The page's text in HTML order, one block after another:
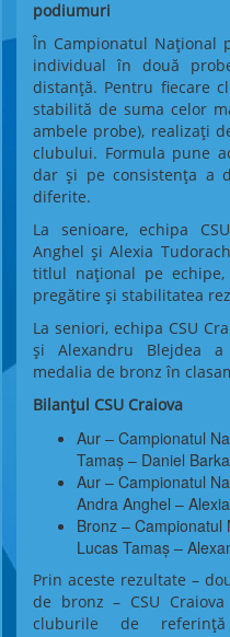
podiumuri
În Campionatul Național
individual în două
distanță. Pentru fiecare
stabilită de suma celor
ambele probe), realizați
clubului. Formula pune
dar și pe consistența a
diferite.
La senioare, echipa
Anghel și Alexia
titlul național pe
pregătire și stabilitatea
La seniori, echipa CSU
și Alexandru Blejdea
medalia de bronz în
Bilanțul CSU Craiova
Aur – Campionatul
Tamaș – Daniel
Aur – Campionatul
Andra Anghel –
Bronz – Campionatul
Lucas Tamaș –
Prin aceste rezultate –
de bronz – CSU
cluburile de